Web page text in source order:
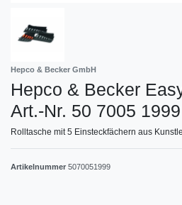
Hepco & Becker GmbH
Hepco & Becker
Art.-Nr. 50 7005 1999
Rolltasche mit 5 Einsteckfächern aus
Artikelnummer 5070051999